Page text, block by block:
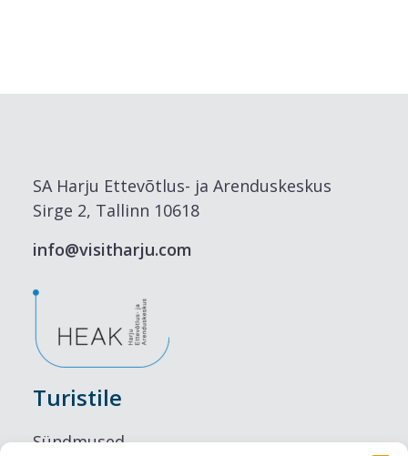
SA Harju Ettevõtlus- ja Arenduskeskus
Sirge 2, Tallinn 10618
info@visitharju.com
Turistile
Sündmused